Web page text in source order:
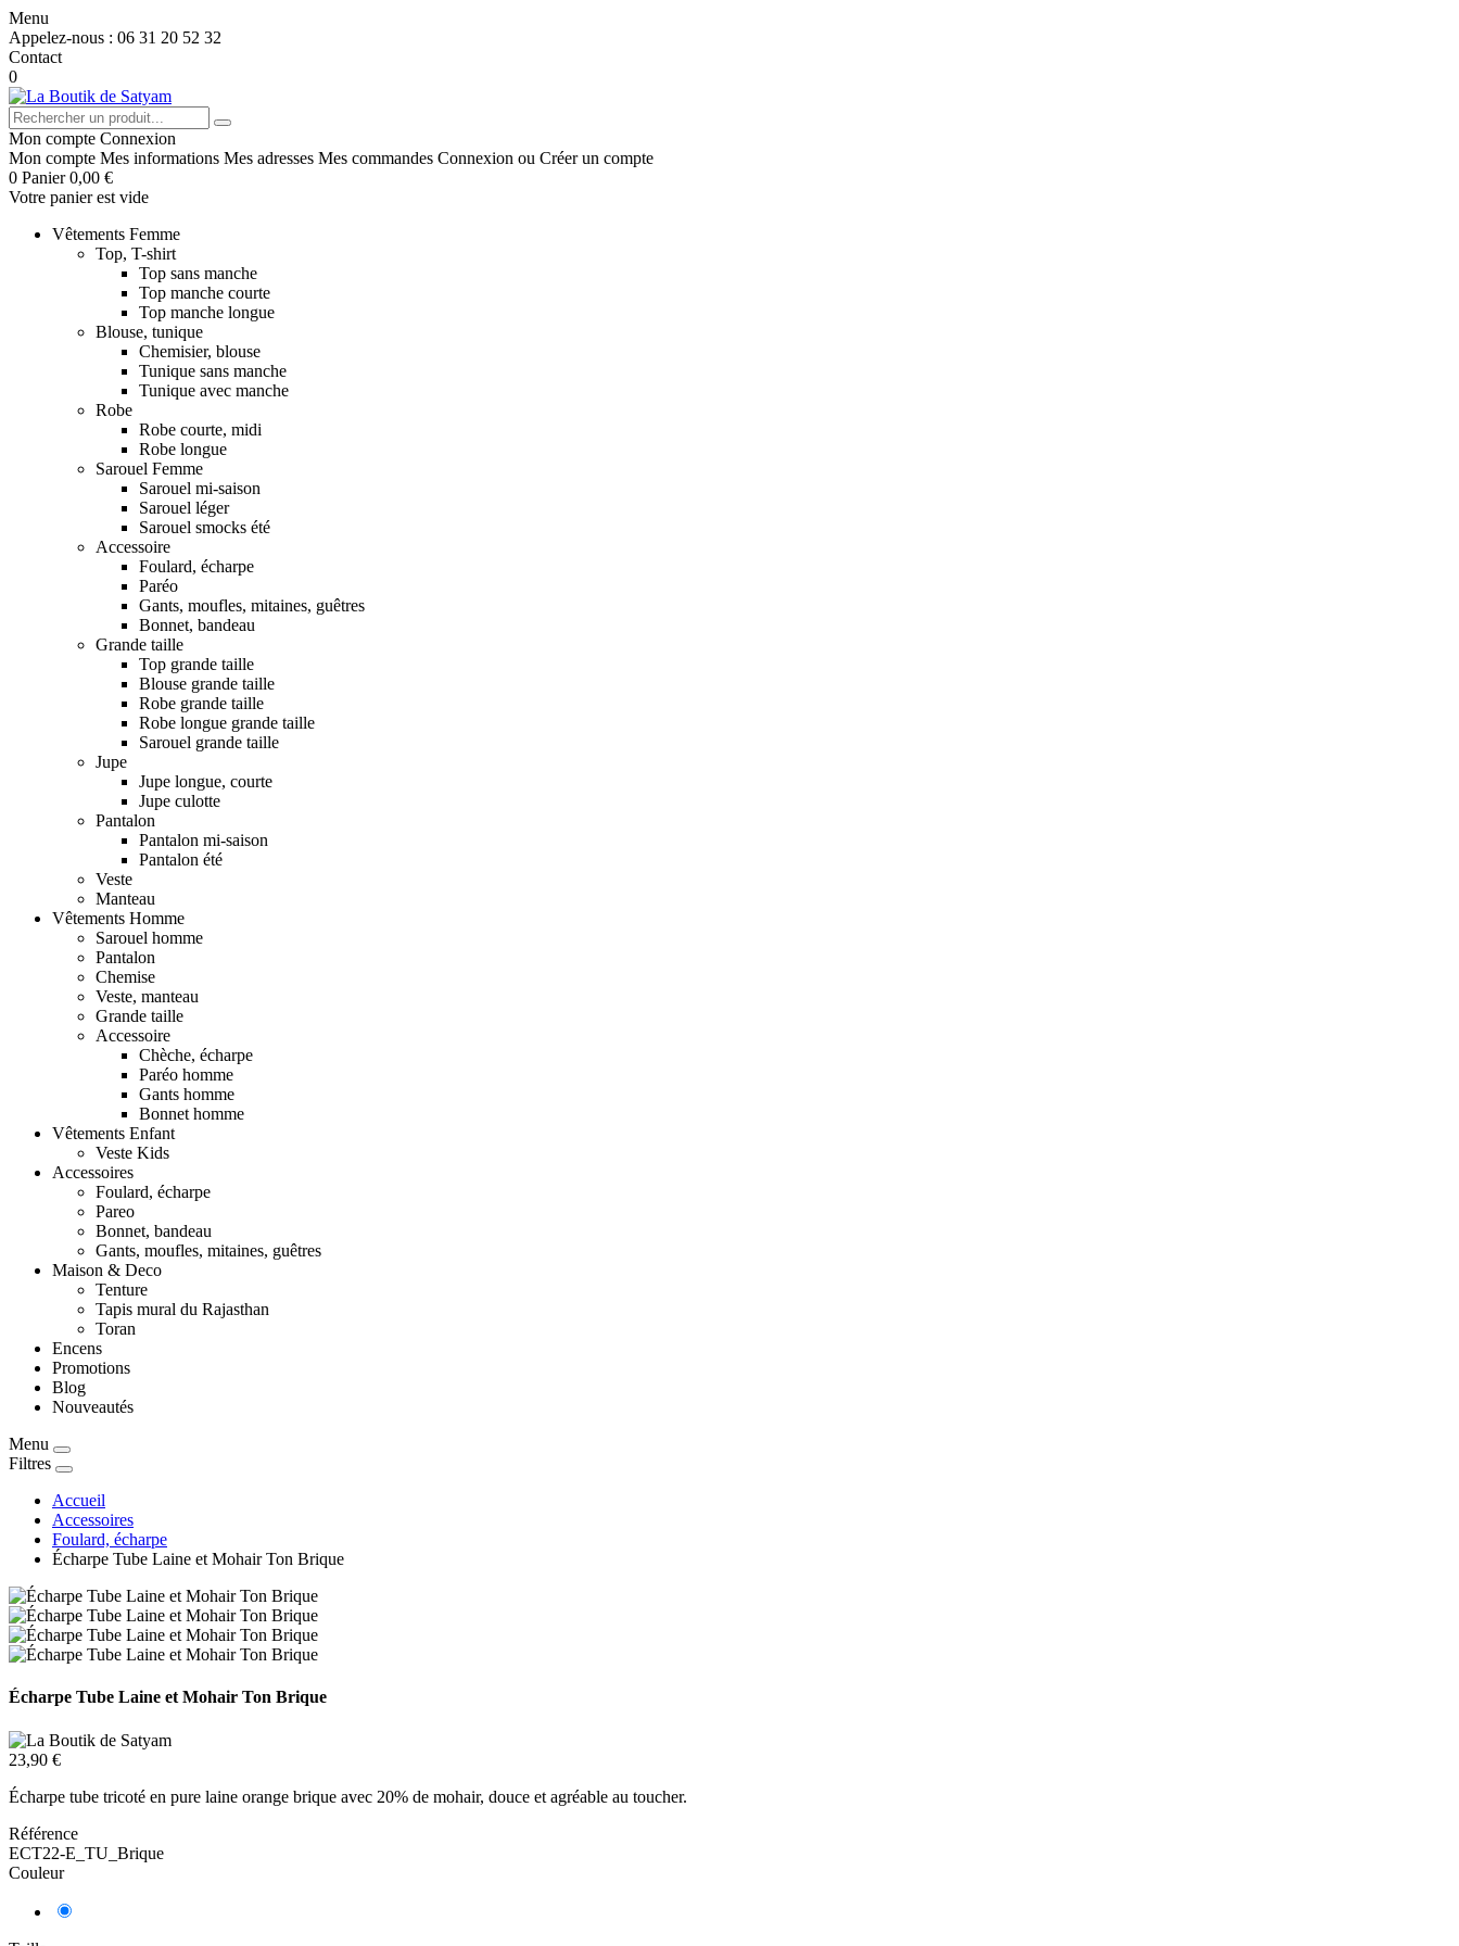
Menu
Appelez-nous : 06 31 20 52 32
Contact
0
Mon compte Connexion
Mon compte Mes informations Mes adresses Mes commandes Connexion ou Créer un compte
0 Panier 0,00 €
Votre panier est vide
Vêtements Femme
Top, T-shirt
Top sans manche
Top manche courte
Top manche longue
Blouse, tunique
Chemisier, blouse
Tunique sans manche
Tunique avec manche
Robe
Robe courte, midi
Robe longue
Sarouel Femme
Sarouel mi-saison
Sarouel léger
Sarouel smocks été
Accessoire
Foulard, écharpe
Paréo
Gants, moufles, mitaines, guêtres
Bonnet, bandeau
Grande taille
Top grande taille
Blouse grande taille
Robe grande taille
Robe longue grande taille
Sarouel grande taille
Jupe
Jupe longue, courte
Jupe culotte
Pantalon
Pantalon mi-saison
Pantalon été
Veste
Manteau
Vêtements Homme
Sarouel homme
Pantalon
Chemise
Veste, manteau
Grande taille
Accessoire
Chèche, écharpe
Paréo homme
Gants homme
Bonnet homme
Vêtements Enfant
Veste Kids
Accessoires
Foulard, écharpe
Pareo
Bonnet, bandeau
Gants, moufles, mitaines, guêtres
Maison & Deco
Tenture
Tapis mural du Rajasthan
Toran
Encens
Promotions
Blog
Nouveautés
Menu
Filtres
Accueil
Accessoires
Foulard, écharpe
Écharpe Tube Laine et Mohair Ton Brique
Écharpe Tube Laine et Mohair Ton Brique
23,90 €
Écharpe tube tricoté en pure laine orange brique avec 20% de mohair, douce et agréable au toucher.
Référence
ECT22-E_TU_Brique
Couleur